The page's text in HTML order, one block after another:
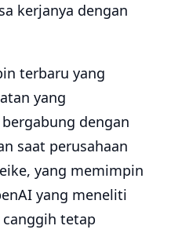
kerjanya dengan
terbaru yang
yang
dengan
saat perusahaan
yang memimpin
yang meneliti
tetap